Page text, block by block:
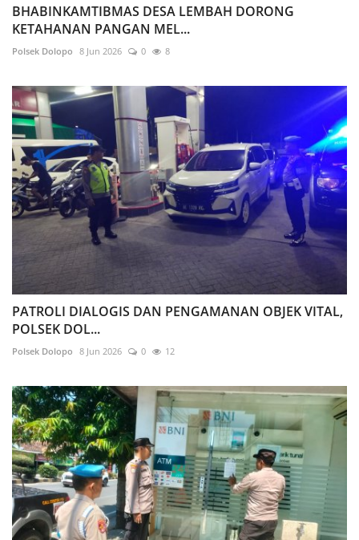
BHABINKAMTIBMAS DESA LEMBAH DORONG
KETAHANAN PANGAN MEL...
Polsek Dolopo 8 Jun 2026 0 8
PATROLI DIALOGIS DAN PENGAMANAN OBJEK VITAL,
POLSEK DOL...
Polsek Dolopo 8 Jun 2026 0 12